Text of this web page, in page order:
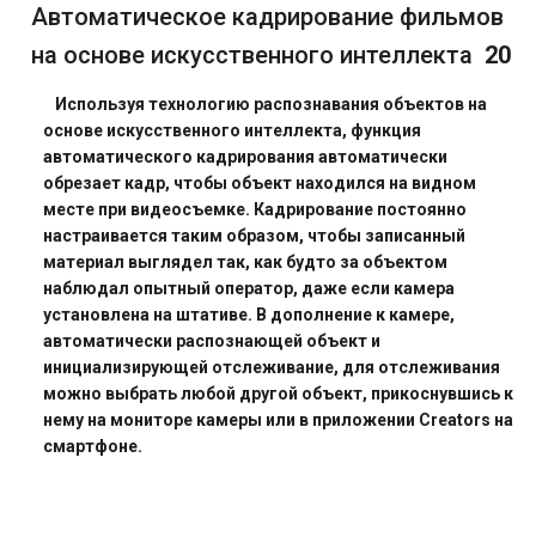
Автоматическое кадрирование фильмов
на основе искусственного интеллекта 20
Используя технологию распознавания объектов на
основе искусственного интеллекта, функция
автоматического кадрирования автоматически
обрезает кадр, чтобы объект находился на видном
месте при видеосъемке. Кадрирование постоянно
настраивается таким образом, чтобы записанный
материал выглядел так, как будто за объектом
наблюдал опытный оператор, даже если камера
установлена на штативе. В дополнение к камере,
автоматически распознающей объект и
инициализирующей отслеживание, для отслеживания
можно выбрать любой другой объект, прикоснувшись к
нему на мониторе камеры или в приложении Creators на
смартфоне.